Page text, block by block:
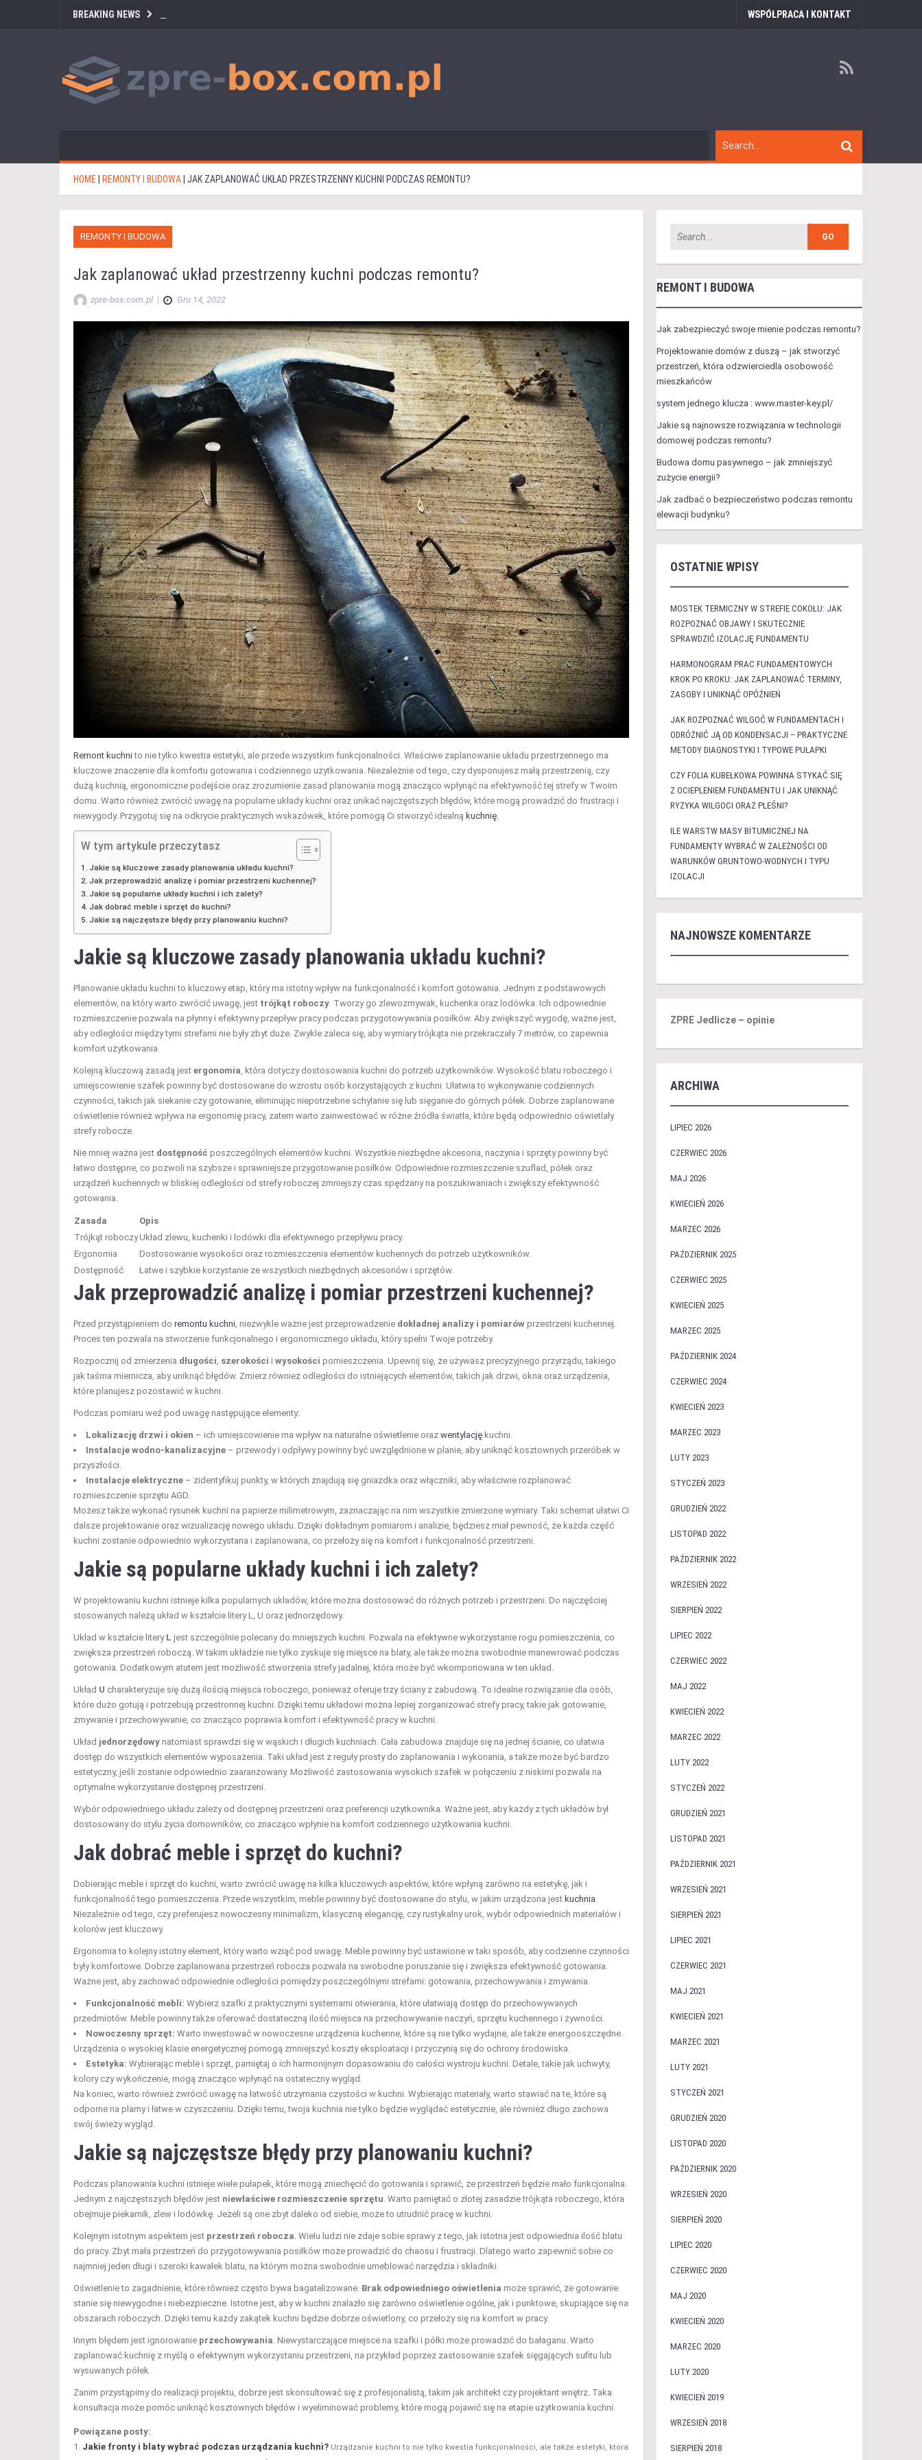
BREAKING NEWS WSPÓŁPRACA I KONTAKT
HOME REMONTY I BUDOWA JAK ZAPLANOWAĆ UKŁAD PRZESTRZENNY KUCHNI PODCZAS REMONTU?
REMONTY I BUDOWA
Jak zaplanować układ przestrzenny kuchni podczas remontu?
zpre-box.com.pl | Gru 14, 2022
Remont kuchnito nie tylko kwestia estetyki, ale przede wszystkim funkcjonalności. Właściwe zaplanowanie układu przestrzennego ma
kluczowe znaczenie dla komfortu gotowania i codziennego użytkowania. Niezależnie od tego, czy dysponujesz małą przestrzenią, czy
dużą kuchnią, ergonomiczne podejście oraz zrozumienie zasad planowania mogą znacząco wpłynąć na efektywność tej strefy w Twoim
domu. Warto również zwrócić uwagę na popularne układy kuchni oraz unikać najczęstszych błędów, które mogą prowadzić do frustracji i
niewygody. Przygotuj się na odkrycie praktycznych wskazówek, które pomogą Ci stworzyć idealną kuchnię.
W tym artykule przeczytasz
Jakie są kluczowe zasady planowania układu kuchni?
Jak przeprowadzić analizę i pomiar przestrzeni kuchennej?
Jakie są popularne układy kuchni i ich zalety?
Jak dobrać meble i sprzęt do kuchni?
Jakie są najczęstsze błędy przy planowaniu kuchni?
Jakie są kluczowe zasady planowania układu kuchni?
Planowanie układu kuchni to kluczowy etap, który ma istotny wpływ na funkcjonalność i komfort gotowania. Jednym z podstawowych
elementów, na który warto zwrócić uwagę, jest trójkąt roboczy. Tworzy go zlewozmywak, kuchenka oraz lodówka. Ich odpowiednie
rozmieszczenie pozwala na płynny i efektywny przepływ pracy podczas przygotowywania posiłków. Aby zwiększyć wygodę, ważne jest,
aby odległości między tymi strefami nie były zbyt duże. Zwykle zaleca się, aby wymiary trójkąta nie przekraczały 7 metrów, co zapewnia
komfort użytkowania.
Kolejną kluczową zasadą jest ergonomia, która dotyczy dostosowania kuchni do potrzeb użytkowników. Wysokość blatu roboczego i
umiejscowienie szafek powinny być dostosowane do wzrostu osób korzystających z kuchni. Ułatwia to wykonywanie codziennych
czynności, takich jak siekanie czy gotowanie, eliminując niepotrzebne schylanie się lub sięganie do górnych półek. Dobrze zaplanowane
oświetlenie również wpływa na ergonomię pracy, zatem warto zainwestować w różne źródła światła, które będą odpowiednio oświetlały
strefy robocze.
Nie mniej ważna jest dostępność poszczególnych elementów kuchni. Wszystkie niezbędne akcesoria, naczynia i sprzęty powinny być
łatwo dostępne, co pozwoli na szybsze i sprawniejsze przygotowanie posiłków. Odpowiednie rozmieszczenie szuflad, półek oraz
urządzeń kuchennych w bliskiej odległości od strefy roboczej zmniejszy czas spędzany na poszukiwaniach i zwiększy efektywność
gotowania.
Zasada
Opis
Trójkąt roboczyUkład zlewu, kuchenki i lodówki dla efektywnego przepływu pracy.
Ergonomia
Dostosowanie wysokości oraz rozmieszczenia elementów kuchennych do potrzeb użytkowników.
Dostępność
Łatwe i szybkie korzystanie ze wszystkich niezbędnych akcesoriów i sprzętów.
Jak przeprowadzić analizę i pomiar przestrzeni kuchennej?
Przed przystąpieniem do remontu kuchni, niezwykle ważne jest przeprowadzenie dokładnej analizy i pomiarów przestrzeni kuchennej.
Proces ten pozwala na stworzenie funkcjonalnego i ergonomicznego układu, który spełni Twoje potrzeby.
Rozpocznij od zmierzenia długości, szerokości i wysokości pomieszczenia. Upewnij się, że używasz precyzyjnego przyrządu, takiego
jak taśma miernicza, aby uniknąć błędów. Zmierz również odległości do istniejących elementów, takich jak drzwi, okna oraz urządzenia,
które planujesz pozostawić w kuchni.
Podczas pomiaru weź pod uwagę następujące elementy:
Lokalizację drzwi i okien – ich umiejscowienie ma wpływ na naturalne oświetlenie oraz wentylację kuchni.
Instalacje wodno-kanalizacyjne – przewody i odpływy powinny być uwzględnione w planie, aby uniknąć kosztownych przeróbek w
przyszłości.
Instalacje elektryczne – zidentyfikuj punkty, w których znajdują się gniazdka oraz włączniki, aby właściwie rozplanować
rozmieszczenie sprzętu AGD.
Możesz także wykonać rysunek kuchni na papierze milimetrowym, zaznaczając na nim wszystkie zmierzone wymiary. Taki schemat ułatwi Ci
dalsze projektowanie oraz wizualizację nowego układu. Dzięki dokładnym pomiarom i analizie, będziesz miał pewność, że każda część
kuchni zostanie odpowiednio wykorzystana i zaplanowana, co przełoży się na komfort i funkcjonalność przestrzeni.
Jakie są popularne układy kuchni i ich zalety?
W projektowaniu kuchni istnieje kilka popularnych układów, które można dostosować do różnych potrzeb i przestrzeni. Do najczęściej
stosowanych należą układ w kształcie litery L, U oraz jednorzędowy.
Układ w kształcie litery L jest szczególnie polecany do mniejszych kuchni. Pozwala na efektywne wykorzystanie rogu pomieszczenia, co
zwiększa przestrzeń roboczą. W takim układzie nie tylko zyskuje się miejsce na blaty, ale także można swobodnie manewrować podczas
gotowania. Dodatkowym atutem jest możliwość stworzenia strefy jadalnej, która może być wkomponowana w ten układ.
Układ U charakteryzuje się dużą ilością miejsca roboczego, ponieważ oferuje trzy ściany z zabudową. To idealne rozwiązanie dla osób,
które dużo gotują i potrzebują przestronnej kuchni. Dzięki temu układowi można lepiej zorganizować strefy pracy, takie jak gotowanie,
zmywanie i przechowywanie, co znacząco poprawia komfort i efektywność pracy w kuchni.
Układ jednorzędowy natomiast sprawdzi się w wąskich i długich kuchniach. Cała zabudowa znajduje się na jednej ścianie, co ułatwia
dostęp do wszystkich elementów wyposażenia. Taki układ jest z reguły prosty do zaplanowania i wykonania, a także może być bardzo
estetyczny, jeśli zostanie odpowiednio zaaranżowany. Możliwość zastosowania wysokich szafek w połączeniu z niskimi pozwala na
optymalne wykorzystanie dostępnej przestrzeni.
Wybór odpowiedniego układu zależy od dostępnej przestrzeni oraz preferencji użytkownika. Ważne jest, aby każdy z tych układów był
dostosowany do stylu życia domowników, co znacząco wpłynie na komfort codziennego użytkowania kuchni.
Jak dobrać meble i sprzęt do kuchni?
Dobierając meble i sprzęt do kuchni, warto zwrócić uwagę na kilka kluczowych aspektów, które wpłyną zarówno na estetykę, jak i
funkcjonalność tego pomieszczenia. Przede wszystkim, meble powinny być dostosowane do stylu, w jakim urządzona jest kuchnia.
Niezależnie od tego, czy preferujesz nowoczesny minimalizm, klasyczną elegancję, czy rustykalny urok, wybór odpowiednich materiałów i
kolorów jest kluczowy.
Ergonomia to kolejny istotny element, który warto wziąć pod uwagę. Meble powinny być ustawione w taki sposób, aby codzienne czynności
były komfortowe. Dobrze zaplanowana przestrzeń robocza pozwala na swobodne poruszanie się i zwiększa efektywność gotowania.
Ważne jest, aby zachować odpowiednie odległości pomiędzy poszczególnymi strefami: gotowania, przechowywania i zmywania.
Funkcjonalność mebli: Wybierz szafki z praktycznymi systemami otwierania, które ułatwiają dostęp do przechowywanych
przedmiotów. Meble powinny także oferować dostateczną ilość miejsca na przechowywanie naczyń, sprzętu kuchennego i żywności.
Nowoczesny sprzęt: Warto inwestować w nowoczesne urządzenia kuchenne, które są nie tylko wydajne, ale także energooszczędne.
Urządzenia o wysokiej klasie energetycznej pomogą zmniejszyć koszty eksploatacji i przyczynią się do ochrony środowiska.
Estetyka: Wybierając meble i sprzęt, pamiętaj o ich harmonijnym dopasowaniu do całości wystroju kuchni. Detale, takie jak uchwyty,
kolory czy wykończenie, mogą znacząco wpłynąć na ostateczny wygląd.
Na koniec, warto również zwrócić uwagę na łatwość utrzymania czystości w kuchni. Wybierając materiały, warto stawiać na te, które są
odporne na plamy i łatwe w czyszczeniu. Dzięki temu, twoja kuchnia nie tylko będzie wyglądać estetycznie, ale również długo zachowa
swój świeży wygląd.
Jakie są najczęstsze błędy przy planowaniu kuchni?
Podczas planowania kuchni istnieje wiele pułapek, które mogą zniechęcić do gotowania i sprawić, że przestrzeń będzie mało funkcjonalna.
Jednym z najczęstszych błędów jest niewłaściwe rozmieszczenie sprzętu. Warto pamiętać o złotej zasadzie trójkąta roboczego, która
obejmuje piekarnik, zlew i lodówkę. Jeżeli są one zbyt daleko od siebie, może to utrudnić pracę w kuchni.
Kolejnym istotnym aspektem jest przestrzeń robocza. Wielu ludzi nie zdaje sobie sprawy z tego, jak istotna jest odpowiednia ilość blatu
do pracy. Zbyt mała przestrzeń do przygotowywania posiłków może prowadzić do chaosu i frustracji. Dlatego warto zapewnić sobie co
najmniej jeden długi i szeroki kawałek blatu, na którym można swobodnie umeblować narzędzia i składniki.
Oświetlenie to zagadnienie, które również często bywa bagatelizowane. Brak odpowiedniego oświetlenia może sprawić, że gotowanie
stanie się niewygodne i niebezpieczne. Istotne jest, aby w kuchni znalazło się zarówno oświetlenie ogólne, jak i punktowe, skupiające się na
obszarach roboczych. Dzięki temu każdy zakątek kuchni będzie dobrze oświetlony, co przełoży się na komfort w pracy.
Innym błędem jest ignorowanie przechowywania. Niewystarczające miejsce na szafki i półki może prowadzić do bałaganu. Warto
zaplanować kuchnię z myślą o efektywnym wykorzystaniu przestrzeni, na przykład poprzez zastosowanie szafek sięgających sufitu lub
wysuwanych półek.
Zanim przystąpimy do realizacji projektu, dobrze jest skonsultować się z profesjonalistą, takim jak architekt czy projektant wnętrz. Taka
konsultacja może pomóc uniknąć kosztownych błędów i wyeliminować problemy, które mogą pojawić się na etapie użytkowania kuchni.
Powiązane posty:
Jakie fronty i blaty wybrać podczas urządzania kuchni? Urządzanie kuchni to nie tylko kwestia funkcjonalności, ale także estetyki, która
REMONT I BUDOWA
Jak zabezpieczyć swoje mienie podczas remontu?
Projektowanie domów z duszą – jak stworzyć
przestrzeń, która odzwierciedla osobowość
mieszkańców
system jednego klucza : www.master-key.pl/
Jakie są najnowsze rozwiązania w technologii
domowej podczas remontu?
Budowa domu pasywnego – jak zmniejszyć
zużycie energii?
Jak zadbać o bezpieczeństwo podczas remontu
elewacji budynku?
OSTATNIE WPISY
MOSTEK TERMICZNY W STREFIE COKOŁU: JAK
ROZPOZNAĆ OBJAWY I SKUTECZNIE
SPRAWDZIĆ IZOLACJĘ FUNDAMENTU
HARMONOGRAM PRAC FUNDAMENTOWYCH
KROK PO KROKU: JAK ZAPLANOWAĆ TERMINY,
ZASOBY I UNIKNĄĆ OPÓŹNIEŃ
JAK ROZPOZNAĆ WILGOĆ W FUNDAMENTACH I
ODRÓŻNIĆ JĄ OD KONDENSACJI – PRAKTYCZNE
METODY DIAGNOSTYKI I TYPOWE PUŁAPKI
CZY FOLIA KUBEŁKOWA POWINNA STYKAĆ SIĘ
Z OCIEPLENIEM FUNDAMENTU I JAK UNIKNĄĆ
RYZYKA WILGOCI ORAZ PLEŚNI?
ILE WARSTW MASY BITUMICZNEJ NA
FUNDAMENTY WYBRAĆ W ZALEŻNOŚCI OD
WARUNKÓW GRUNTOWO-WODNYCH I TYPU
IZOLACJI
NAJNOWSZE KOMENTARZE
ZPRE Jedlicze – opinie
ARCHIWA
LIPIEC 2026
CZERWIEC 2026
MAJ 2026
KWIECIEŃ 2026
MARZEC 2026
PAŹDZIERNIK 2025
CZERWIEC 2025
KWIECIEŃ 2025
MARZEC 2025
PAŹDZIERNIK 2024
CZERWIEC 2024
KWIECIEŃ 2023
MARZEC 2023
LUTY 2023
STYCZEŃ 2023
GRUDZIEŃ 2022
LISTOPAD 2022
PAŹDZIERNIK 2022
WRZESIEŃ 2022
SIERPIEŃ 2022
LIPIEC 2022
CZERWIEC 2022
MAJ 2022
KWIECIEŃ 2022
MARZEC 2022
LUTY 2022
STYCZEŃ 2022
GRUDZIEŃ 2021
LISTOPAD 2021
PAŹDZIERNIK 2021
WRZESIEŃ 2021
SIERPIEŃ 2021
LIPIEC 2021
CZERWIEC 2021
MAJ 2021
KWIECIEŃ 2021
MARZEC 2021
LUTY 2021
STYCZEŃ 2021
GRUDZIEŃ 2020
LISTOPAD 2020
PAŹDZIERNIK 2020
WRZESIEŃ 2020
SIERPIEŃ 2020
LIPIEC 2020
CZERWIEC 2020
MAJ 2020
KWIECIEŃ 2020
MARZEC 2020
LUTY 2020
KWIECIEŃ 2019
WRZESIEŃ 2018
SIERPIEŃ 2018